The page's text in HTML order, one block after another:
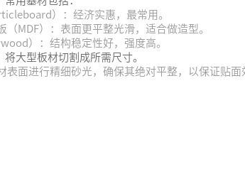
）：经济实惠，最常用。
（MDF）：表面更平整光滑，适合做造型。
）：结构稳定性好，强度高。
将大型板材切割成所需尺寸。
表面进行精细砂光，确保其绝对平整，以保证贴面